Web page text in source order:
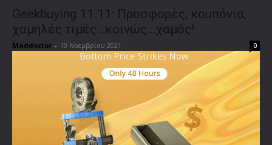
Geekbuying 11.11: Προσφορές, κουπόνια,
χαμηλές τιμές…κοινώς…χαμός!
Maddoctor - 10 Νοεμβρίου 2021 0